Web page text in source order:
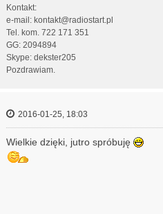
Kontakt:
e-mail: kontakt@radiostart.pl
Tel. kom. 722 171 351
GG: 2094894
Skype: dekster205
Pozdrawiam.
2016-01-25, 18:03
Wielkie dzięki, jutro spróbuję